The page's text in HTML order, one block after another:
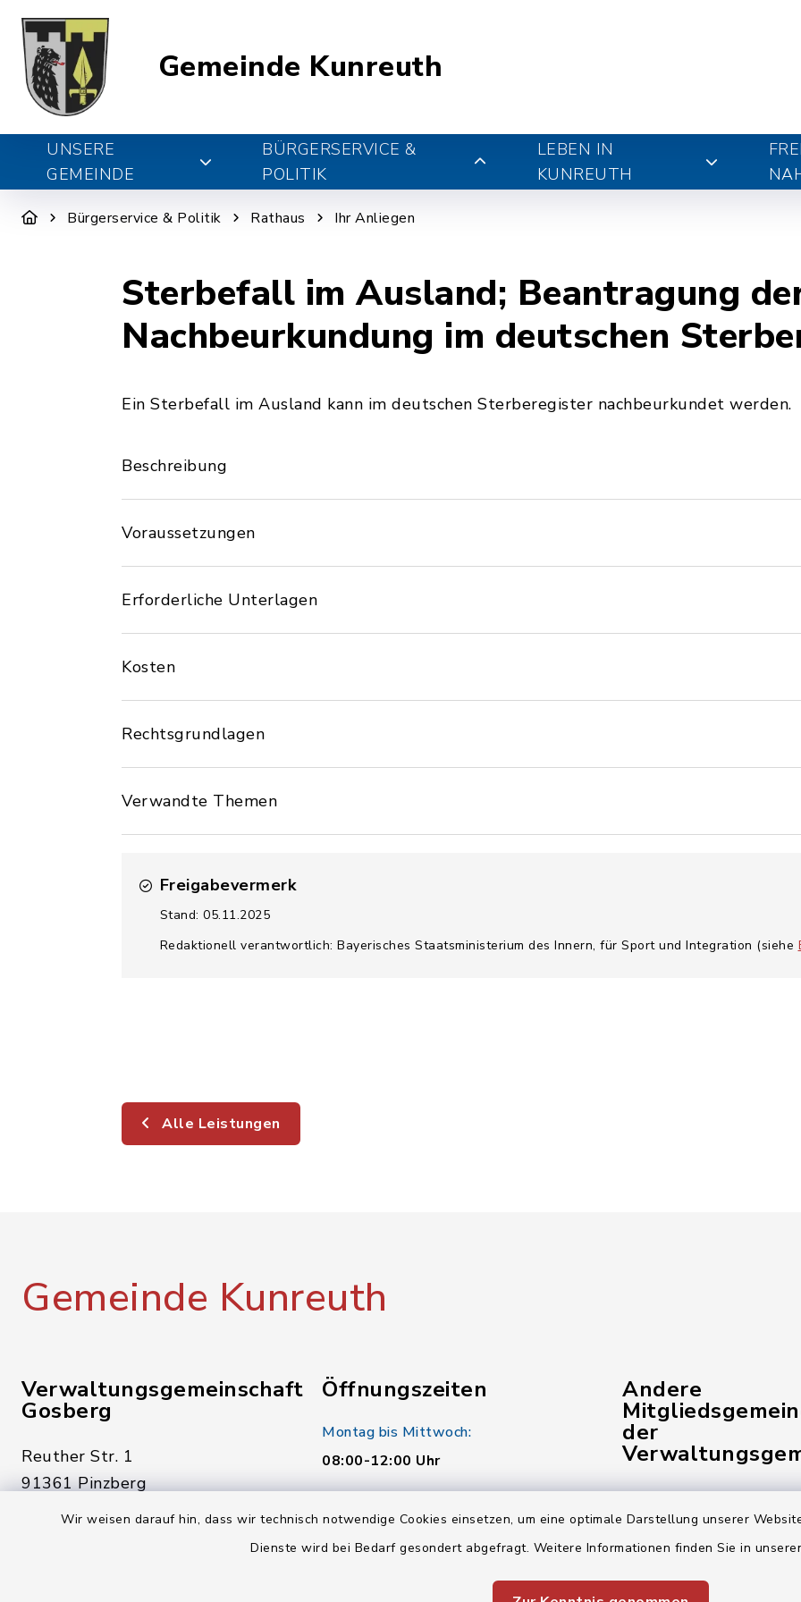
Wir weisen darauf hin, dass wir technisch notwendige Cookies einsetzen, um eine optimale Darstellung unserer
Dienste wird bei Bedarf gesondert abgefragt. Weitere Informationen finden Sie in
Gemeinde Kunreuth
UNSERE
GEMEINDE
BÜRGERSERVICE &
POLITIK
LEBEN IN
KUNREUTH
Bürgerservice & Politik Rathaus Ihr Anliegen
Sterbefall im Ausland; Beantragung
Nachbeurkundung im deutschen
Ein Sterbefall im Ausland kann im deutschen Sterberegister nachbeurkundet werden.
Beschreibung
Voraussetzungen
Erforderliche Unterlagen
Kosten
Rechtsgrundlagen
Verwandte Themen
Freigabevermerk
Stand: 05.11.2025
Redaktionell verantwortlich: Bayerisches Staatsministerium des Innern, für Sport und Integration (siehe
Alle Leistungen
Gemeinde Kunreuth
Verwaltungsgemeinschaft
Gosberg
Reuther Str. 1
91361 Pinzberg
09191 7950-0
Öffnungszeiten
Montag bis Mittwoch:
08:00-12:00 Uhr
14:00-18:00 Uhr
Andere
der
Gemeinde Pinzberg